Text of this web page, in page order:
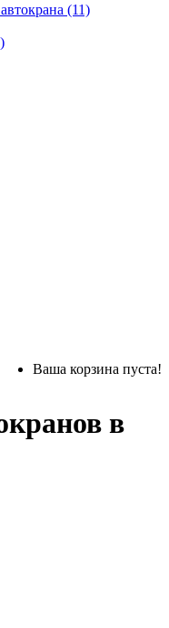
(11)
Ваша корзина пуста!
в